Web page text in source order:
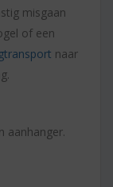
misgaan
of een
naar
aanhanger.